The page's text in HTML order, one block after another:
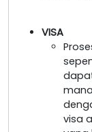
VISA
visa